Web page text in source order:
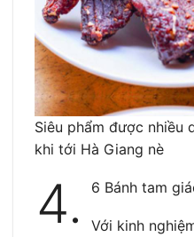
Siêu phẩm được nhiều
khi tới Hà Giang nè
4. 6 Bánh tam
Với kinh